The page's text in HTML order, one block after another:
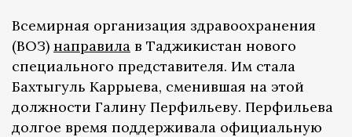
Всемирная организация здравоохранения
(ВОЗ) направила в Таджикистан нового
специального представителя. Им стала
Бахтыгуль Каррыева, сменившая на этой
должности Галину Перфильеву. Перфильева
долгое время поддерживала официальную